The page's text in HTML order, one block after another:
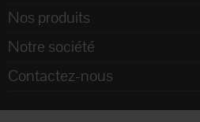
Nos produits
Notre société
Contactez-nous